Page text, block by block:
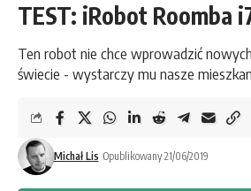
TEST: iRobot Roomba
Ten robot nie chce wprowadzić
świecie - wystarczy mu nasze
Michał Lis Opublikowany 21/06/2019